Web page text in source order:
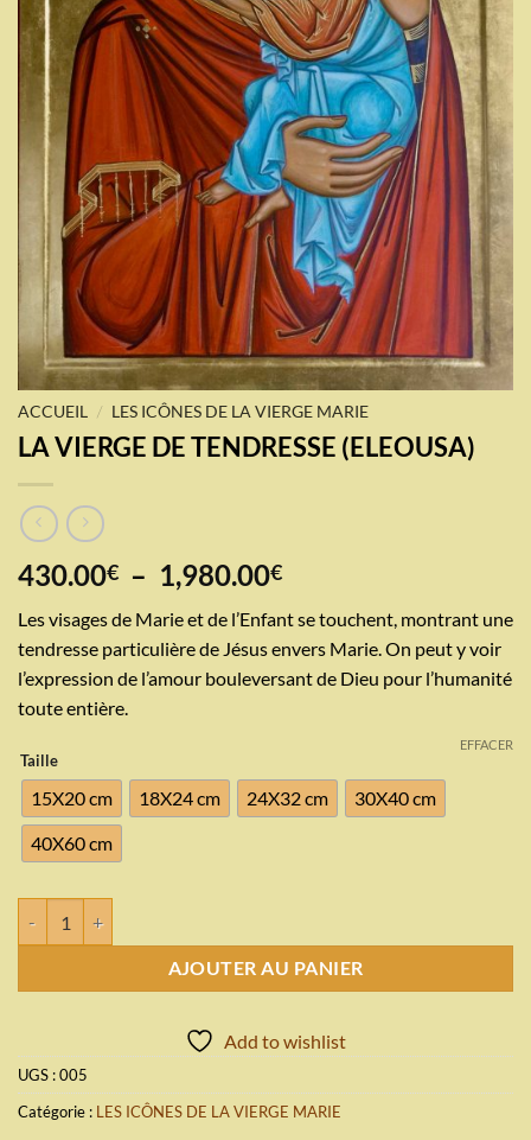
ACCUEIL / LES ICÔNES DE LA VIERGE MARIE
LA VIERGE DE TENDRESSE (ELEOUSA)
430.00€ – 1,980.00€Plage
prix :
430.00€
à
Les visages de Marie et de l’Enfant se touchent, montrant une
tendresse particulière de Jésus envers Marie. On peut y voir
l’expression de l’amour bouleversant de Dieu pour l’humanité
toute entière.
Taille
15X20 cm 18X24 cm 24X32 cm
30X40 cm
40X60 cm
EFFACER
AJOUTER AU PANIER
Add to wishlist
UGS :005
Catégorie : LES ICÔNES DE LA VIERGE MARIE